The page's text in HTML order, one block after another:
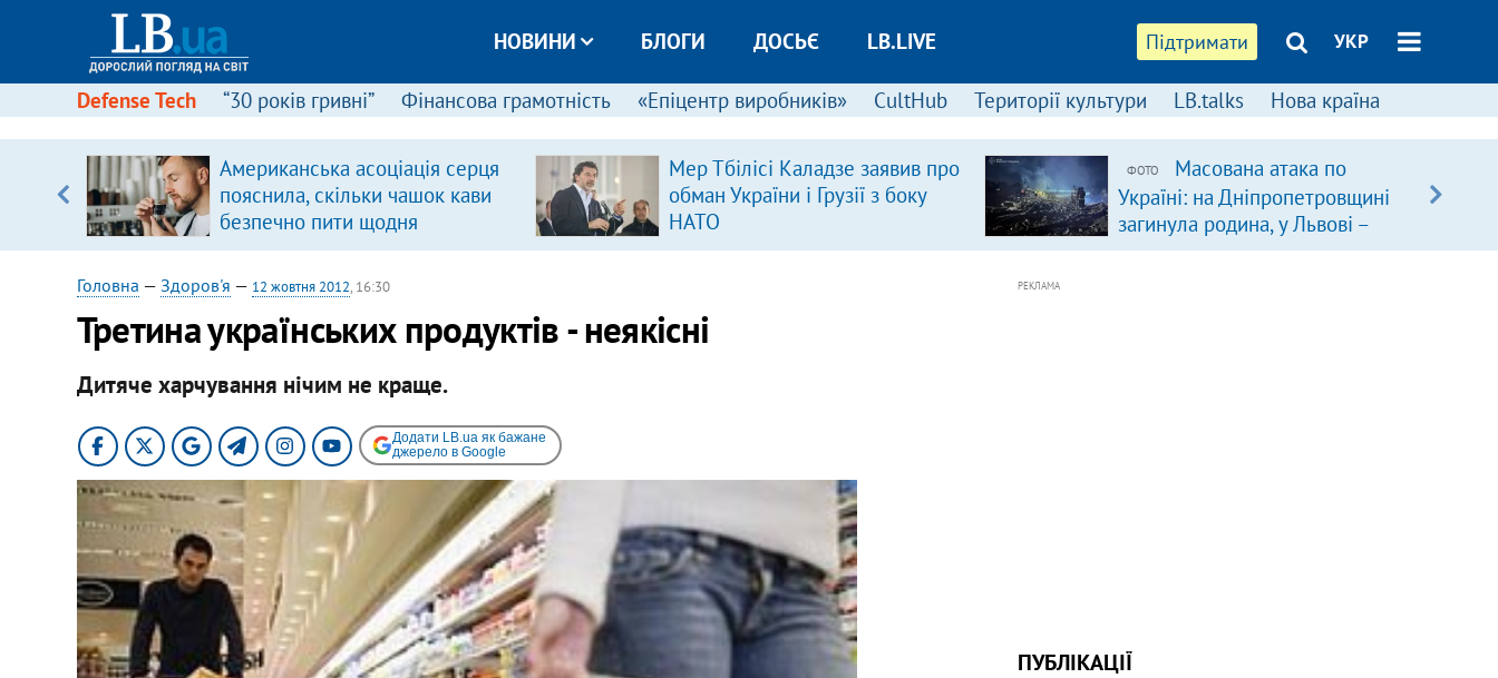
Підтримати УКР
НОВИНИ БЛОГИ ДОСЬЄ LB.LIVE
Defense Tech “30 років гривні” Фінансова грамотність «Епіцентр виробників» CultHub Території культури LB.talks Нова країна
Американська асоціація серця
пояснила, скільки чашок кави
безпечно пити щодня
Мер Тбілісі Каладзе заявив про
обман України і Грузії з боку
НАТО
ФОТО
Масована атака по
Україні: на Дніпропетровщині
загинула родина, у Львові –
удар по багатоповерхівках
Головна — Здоров'я — 12 жовтня 2012, 16:30
Третина українських продуктів - неякісні
Дитяче харчування нічим не краще.
Додати LB.ua як бажане
джерело в Google
РЕКЛАМА
ПУБЛІКАЦІЇ